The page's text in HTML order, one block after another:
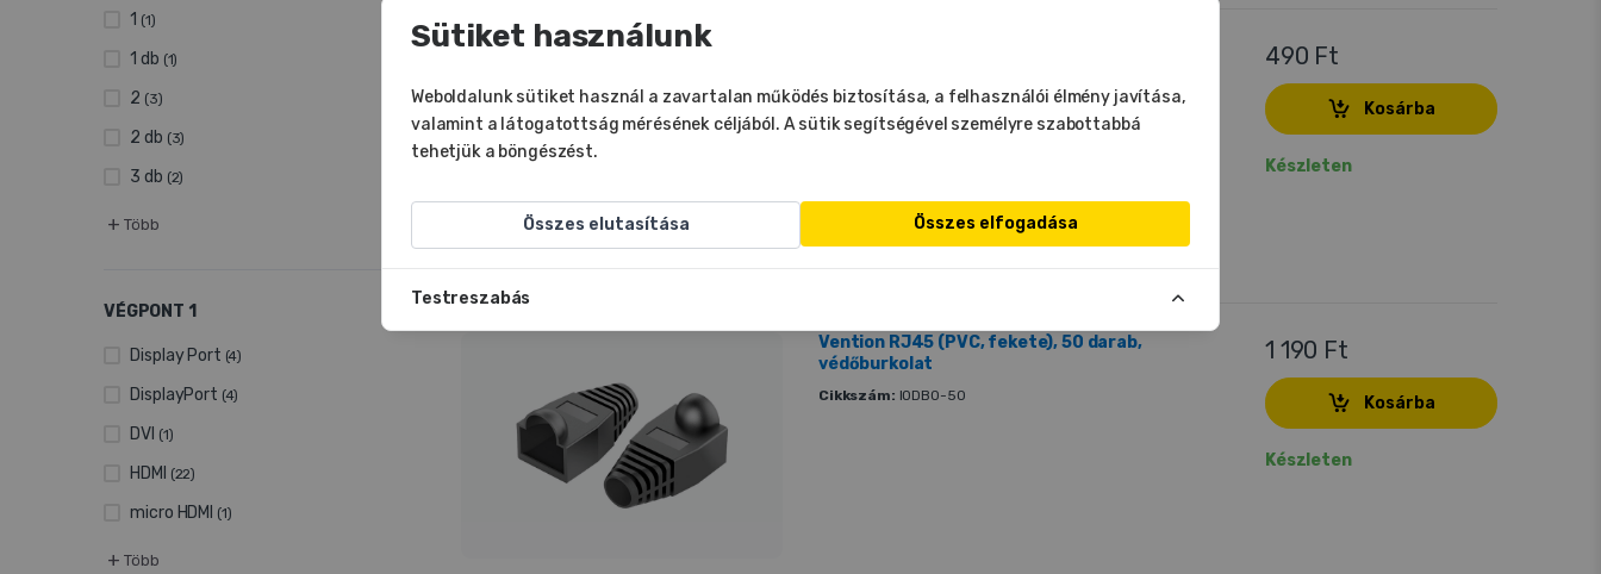
1 (1)
1 db (1)
2 (3)
2 db (3)
3 db (2)
+ Több
VÉGPONT 1
Display Port (4)
DisplayPort (4)
DVI (1)
HDMI (22)
micro HDMI (1)
+ Több
Cikkszám:IDDR0-10
490 Ft
Kosárba
Készleten
Vention RJ45 (PVC, fekete), 50 darab,
védőburkolat
Cikkszám: IODB0-50
1 190 Ft
Kosárba
Készleten
Sütiket használunk
Weboldalunk sütiket használ a zavartalan működés biztosítása, a felhasználói élmény javítása,
valamint a látogatottság mérésének céljából. A sütik segítségével személyre szabottabbá
tehetjük a böngészést.
Összes elutasítása Összes elfogadása
Testreszabás